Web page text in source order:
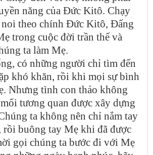
năng của Đức Kitô. Chạy
theo chính Đức Kitô, Đấng
trong cuộc đời trần thế và
ta làm Mẹ.
có những người chỉ tìm đến
khó khăn, rồi khi mọi sự bình
Nhưng tình con thảo không
tương quan được xây dựng
ta không nên chỉ nắm tay
rồi buông tay Mẹ khi đã được
gọi chúng ta bước đi với Mẹ